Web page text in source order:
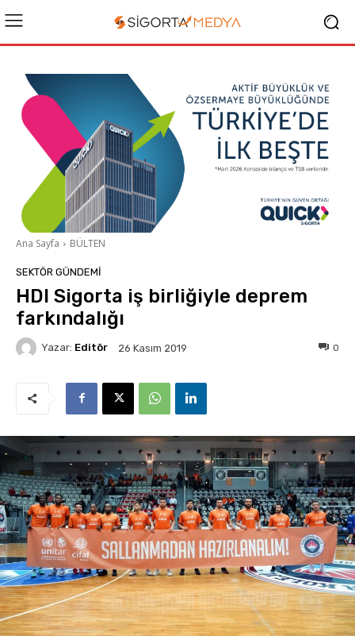
Ana Sayfa BÜLTEN
SEKTÖR GÜNDEMİ
HDI Sigorta iş birliğiyle deprem
farkındalığı
Yazar: Editör 26 Kasım 2019 0